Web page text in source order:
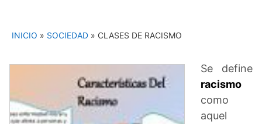
INICIO » SOCIEDAD » CLASES DE RACISMO
Se define
racismo
como
aquel